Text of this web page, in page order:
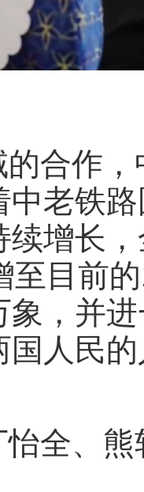
的合作
中老铁
续增长
至目前
象，并
国人民
、熊